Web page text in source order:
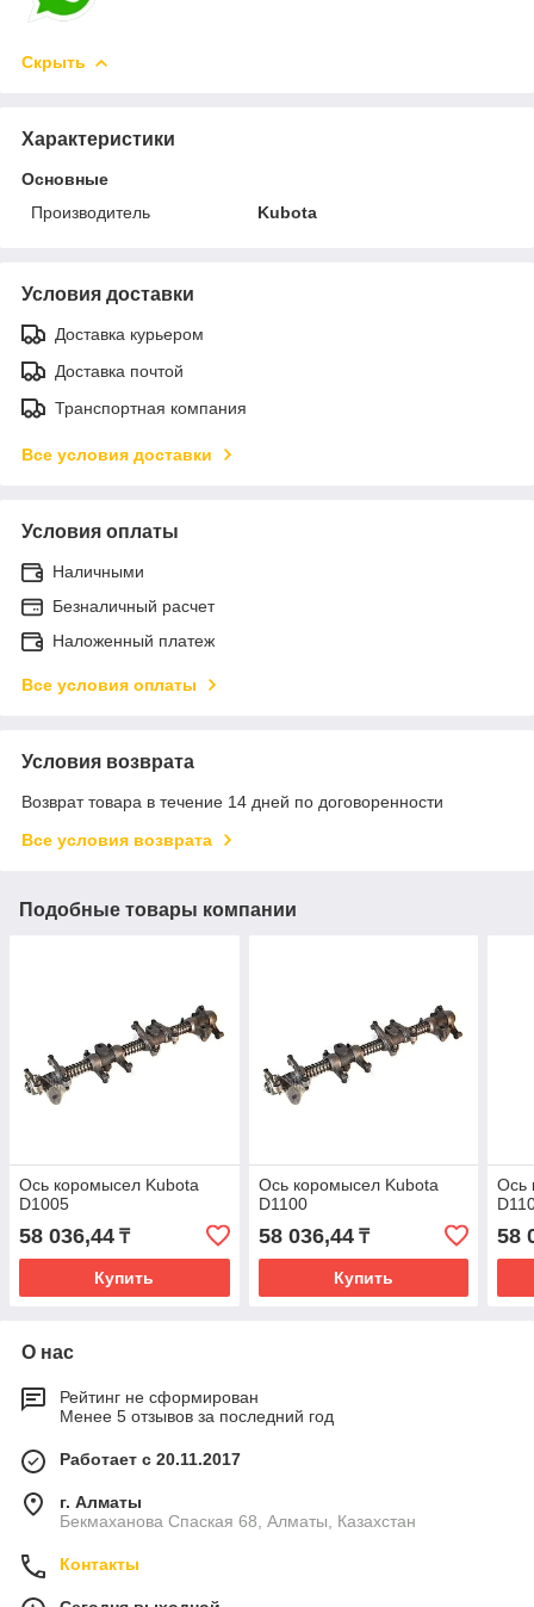
Скрыть
Характеристики
Основные
Производитель
Kubota
Условия доставки
Доставка курьером
Доставка почтой
Транспортная компания
Все условия доставки
Условия оплаты
Наличными
Безналичный расчет
Наложенный платеж
Все условия оплаты
Условия возврата
Возврат товара в течение 14 дней по договоренности
Все условия возврата
Подобные товары компании
Ось коромысел Kubota
D1005
58 036,44 ₸
Купить
Ось коромысел Kubota
D1100
58 036,44₸
Купить
Ось
58
О нас
Рейтинг не сформирован
Менее 5 отзывов за последний год
Работает с 20.11.2017
г. Алматы
Бекмаханова Спаская 68, Алматы, Казахстан
Контакты